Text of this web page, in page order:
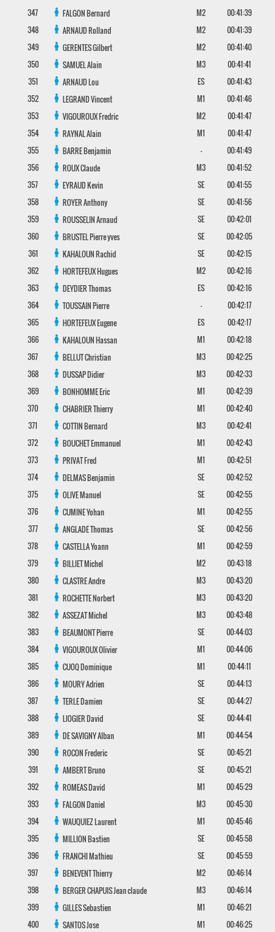
347
FALGONBernard M2
00:41:39
348
ARNAUDRolland M2
00:41:39
349
GERENTESGilbert M2
00:41:40
350
SAMUELAlain M3
00:41:41
351
ARNAUDLou ES
00:41:43
352
LEGRANDVincent M1
00:41:46
353
VIGOUROUXFredric M2
00:41:47
354
RAYNALAlain M1
00:41:47
355
BARREBenjamin -
00:41:49
356
ROUXClaude M3
00:41:52
357
EYRAUDKevin SE
00:41:55
358
ROYERAnthony SE
00:41:56
359
ROUSSELINArnaud SE
00:42:01
360
BRUSTELPierre yves SE
00:42:05
361
KAHALOUNRachid SE
00:42:15
362
HORTEFEUXHugues M2
00:42:16
363
DEYDIERThomas ES
00:42:16
364
TOUSSAINPierre -
00:42:17
365
HORTEFEUXEugene ES
00:42:17
366
KAHALOUNHassan M1
00:42:18
367
BELLUTChristian M3
00:42:25
368
DUSSAPDidier M3
00:42:33
369
BONHOMMEEric M1
00:42:39
370
CHABRIERThierry M1
00:42:40
371
COTTINBernard M3
00:42:41
372
BOUCHETEmmanuel M1
00:42:43
373
PRIVATFred M1
00:42:51
374
DELMASBenjamin SE
00:42:52
375
OLIVEManuel SE
00:42:55
376
CUMINEYohan M1
00:42:55
377
ANGLADEThomas SE
00:42:56
378
CASTELLAYoann M1
00:42:59
379
BILLIETMichel M2
00:43:18
380
CLASTREAndre M3
00:43:20
381
ROCHETTENorbert M3
00:43:20
382
ASSEZATMichel M3
00:43:48
383
BEAUMONTPierre SE
00:44:03
384
VIGOUROUXOlivier M1
00:44:06
385
CUOQDominique M1
00:44:11
386
MOURYAdrien SE
00:44:13
387
TERLEDamien SE
00:44:27
388
LIOGIERDavid SE
00:44:41
389
DE SAVIGNYAlban M1
00:44:54
390
ROCONFrederic SE
00:45:21
391
AMBERTBruno SE
00:45:21
392
ROMEASDavid M1
00:45:29
393
FALGONDaniel M3
00:45:30
394
WAUQUIEZLaurent M1
00:45:46
395
MILLIONBastien SE
00:45:58
396
FRANCHIMathieu SE
00:45:59
397
BENEVENTThierry M2
00:46:14
398
BERGER CHAPUISJean claude M3
00:46:14
399
GILLESSebastien M1
00:46:21
400
SANTOSJose M1
00:46:25